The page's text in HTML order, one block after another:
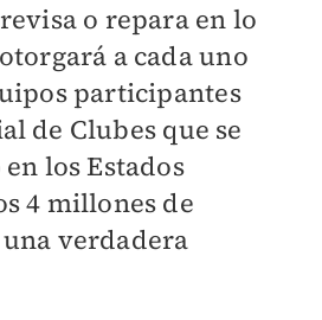
o repara en lo
a cada uno
participantes
de Clubes que se
los Estados
4 millones de
verdadera